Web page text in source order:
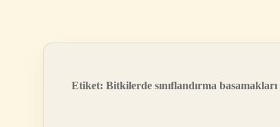
Etiket: Bitkilerde sınıflandırma